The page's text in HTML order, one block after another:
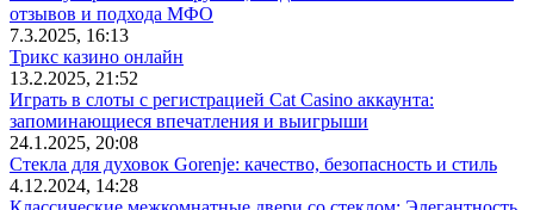
отзывов и подхода МФО
7.3.2025, 16:13
Трикс казино онлайн
13.2.2025, 21:52
Играть в слоты с регистрацией Cat Casino аккаунта:
запоминающиеся впечатления и выигрыши
24.1.2025, 20:08
Стекла для духовок Gorenje: качество, безопасность и стиль
4.12.2024, 14:28